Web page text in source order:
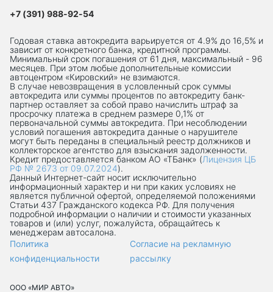
+7 (391) 988-92-54
Годовая ставка автокредита варьируется от 4.9% до 16,5% и
зависит от конкретного банка, кредитной программы.
Минимальный срок погашения от 61 дня, максимальный - 96
месяцев. При этом любые дополнительные комиссии
автоцентром «Кировский» не взимаются.
В случае невозвращения в условленный срок суммы
автокредита или суммы процентов по автокредиту банк-
партнер оставляет за собой право начислить штраф за
просрочку платежа в среднем размере 0,1% от
первоначальной суммы автокредита. При несоблюдении
условий погашения автокредита данные о нарушителе
могут быть переданы в специальный реестр должников и
коллекторское агентство для взыскания задолженности.
Кредит предоставляется банком АО «ТБанк» (Лицензия ЦБ
РФ № 2673 от 09.07.2024).
Данный Интернет-сaйт носит исключительно
информационный характер и ни при каких условиях не
является публичной офертой, определяемой положениями
Статьи 437 Гражданского кодекса РФ. Для получения
подробной информации о наличии и стоимости указанных
товаров и (или) услуг, пожалуйста, обращайтесь к
менеджерам автосалона.
Политика
конфиденциальности
Согласие на рекламную
рассылку
ООО «МИР АВТО»